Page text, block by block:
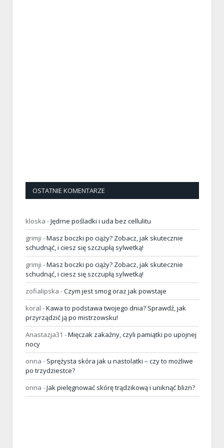
OSTATNIE KOMENTARZE
kloska -Jędrne pośladki i uda bez cellulitu
grimji -Masz boczki po ciąży? Zobacz, jak skutecznie
schudnąć, i ciesz się szczupłą sylwetką!
grimji -Masz boczki po ciąży? Zobacz, jak skutecznie
schudnąć, i ciesz się szczupłą sylwetką!
zofialipska -Czym jest smog oraz jak powstaje
koral -Kawa to podstawa twojego dnia? Sprawdź, jak
przyrządzić ją po mistrzowsku!
Anastazja31 -Mięczak zakaźny, czyli pamiątki po upojnej
nocy
onna - Sprężysta skóra jak u nastolatki – czy to możliwe
po trzydziestce?
onna -Jak pielęgnować skórę trądzikową i uniknąć blizn?